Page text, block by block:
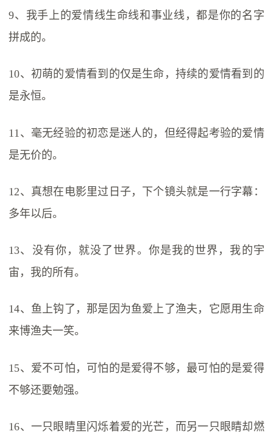
9、我手上的爱情线生命线和事业线，都是你的名字
拼成的。
10、初萌的爱情看到的仅是生命，持续的爱情看到的
是永恒。
11、毫无经验的初恋是迷人的，但经得起考验的爱情
是无价的。
12、真想在电影里过日子，下个镜头就是一行字幕：
多年以后。
13、没有你，就没了世界。你是我的世界，我的宇
宙，我的所有。
14、鱼上钩了，那是因为鱼爱上了渔夫，它愿用生命
来博渔夫一笑。
15、爱不可怕，可怕的是爱得不够，最可怕的是爱得
不够还要勉强。
16、一只眼睛里闪烁着爱的光芒，而另一只眼睛却燃